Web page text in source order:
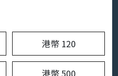
港幣 120
港幣 500